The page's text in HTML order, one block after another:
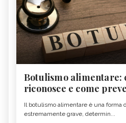
Botulismo alimentare:
riconosce e come
Il botulismo alimentare è una forma
estremamente grave, determin...